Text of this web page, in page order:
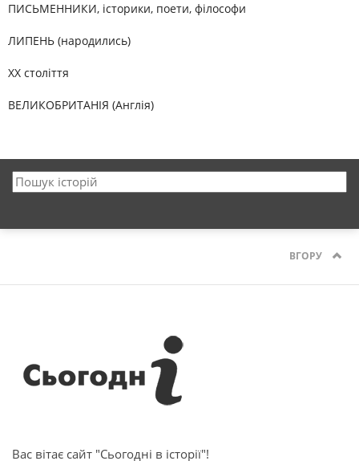
ПИСЬМЕННИКИ, історики, поети, філософи
ЛИПЕНЬ (народились)
XX століття
ВЕЛИКОБРИТАНІЯ (Англія)
ВГОРУ
Вас вітає сайт "Сьогодні в історії"!